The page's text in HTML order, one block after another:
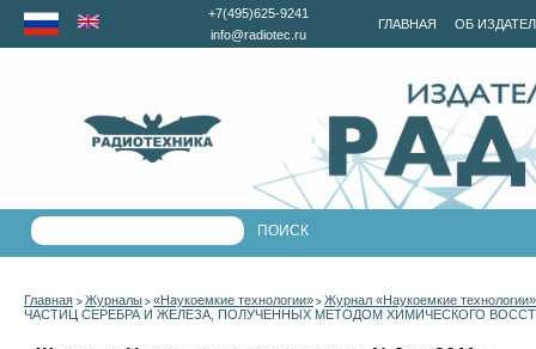
ГЛАВНАЯ ОБ
+7(495)625-9241
info@radiotec.ru
Главная > Журналы > «Наукоемкие технологии» > Журнал «Наукоемкие
ЧАСТИЦ СЕРЕБРА И ЖЕЛЕЗА, ПОЛУЧЕННЫХ МЕТОДОМ ХИМИЧЕСКОГО